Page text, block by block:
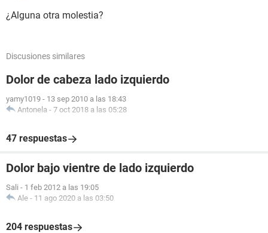
¿Alguna otra molestia?
Discusiones similares
Dolor de cabeza lado izquierdo
yamy1019 - 13 sep 2010 a las 18:43
Antonela - 7 oct 2018 a las 05:28
47 respuestas
Dolor bajo vientre de lado izquierdo
Sali - 1 feb 2012 a las 19:05
Ale - 11 ago 2020 a las 03:50
204 respuestas